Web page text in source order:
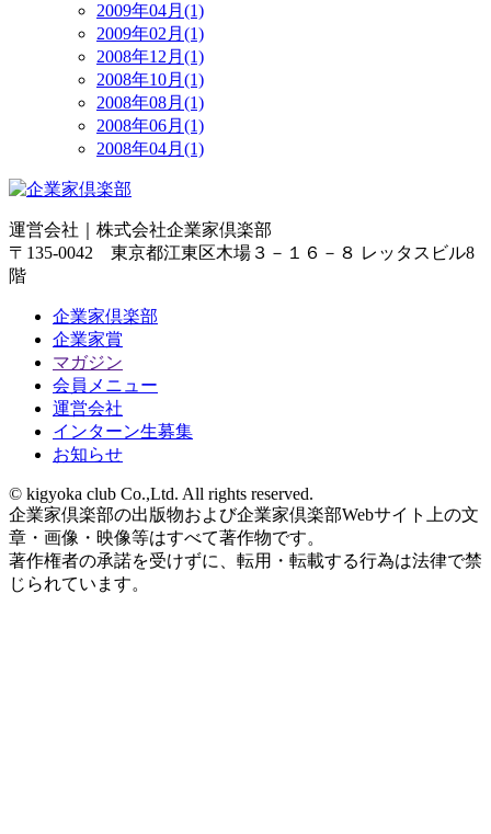
2009年04月(1)
2009年02月(1)
2008年12月(1)
2008年10月(1)
2008年08月(1)
2008年06月(1)
2008年04月(1)
運営会社｜ 株式会社企業家倶楽部
〒135-0042 東京都江東区木場３－１６－８ レッタスビル8
階
企業家倶楽部
企業家賞
マガジン
会員メニュー
運営会社
インターン生募集
お知らせ
© kigyoka club Co.,Ltd. All rights reserved.
企業家倶楽部の出版物および企業家倶楽部Webサイト上の文
章・画像・映像等はすべて著作物です。
著作権者の承諾を受けずに、転用・転載する行為は法律で禁
じられています。